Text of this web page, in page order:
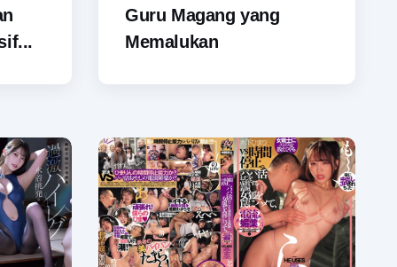
Guru Magang yang
Memalukan